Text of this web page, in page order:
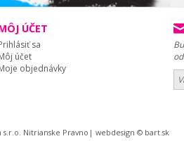
ÚČET
sa
účet
objednávky
s.r.o. Nitrianske Pravno| webdesign © bart.sk